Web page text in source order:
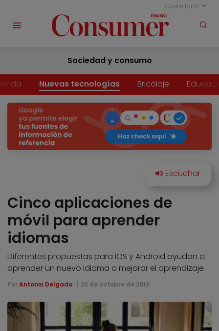
Castellano
Sociedad y consumo
Nuevas tecnologías Bricolaje
Cinco aplicaciones de
móvil para aprender
idiomas
Diferentes propuestas para iOS y Android ayudan a
aprender un nuevo idioma o mejorar el aprendizaje
Por Antonio Delgado 23 de octubre de 2012